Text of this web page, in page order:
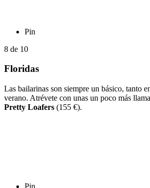
Pin
8 de 10
Floridas
Las bailarinas son siempre un básico, tanto
verano. Atrévete con unas un poco más
Pretty Loafers (155 €).